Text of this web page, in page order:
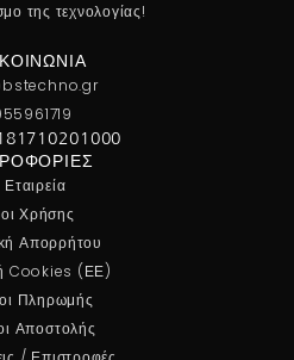
της τεχνολογίας!
Χρήσης
Απορρήτου
Cookies (ΕΕ)
Πληρωμής
Αποστολής